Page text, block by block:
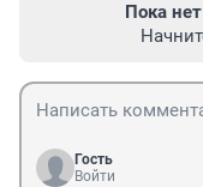
Пока
Гость
Войти